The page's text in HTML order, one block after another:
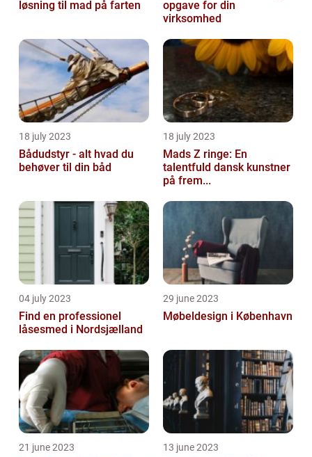
løsning til mad på farten
opgave for din
virksomhed
18 july 2023
Bådudstyr - alt hvad du
behøver til din båd
18 july 2023
Mads Z ringe: En
talentfuld dansk kunstner
på frem...
04 july 2023
Find en professionel
låsesmed i Nordsjælland
29 june 2023
Møbeldesign i København
21 june 2023 13 june 2023